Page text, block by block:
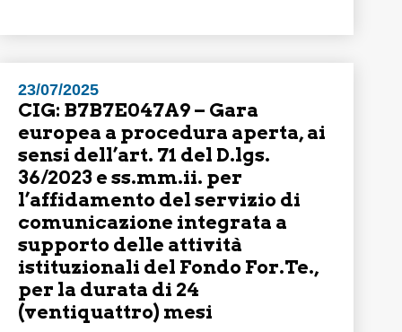
23/07/2025
CIG: B7B7E047A9 – Gara
europea a procedura aperta, ai
sensi dell’art. 71 del D.lgs.
36/2023 e ss.mm.ii. per
l’affidamento del servizio di
comunicazione integrata a
supporto delle attività
istituzionali del Fondo For.Te.,
per la durata di 24
(ventiquattro) mesi